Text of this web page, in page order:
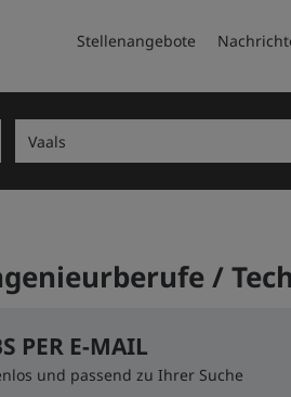
Stellenangebote
/
PER E-MAIL
und passend zu Ihrer Suche